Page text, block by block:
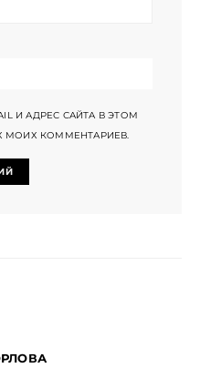
И АДРЕС САЙТА В ЭТОМ
МОИХ КОММЕНТАРИЕВ.